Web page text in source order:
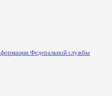
Федеральной службы